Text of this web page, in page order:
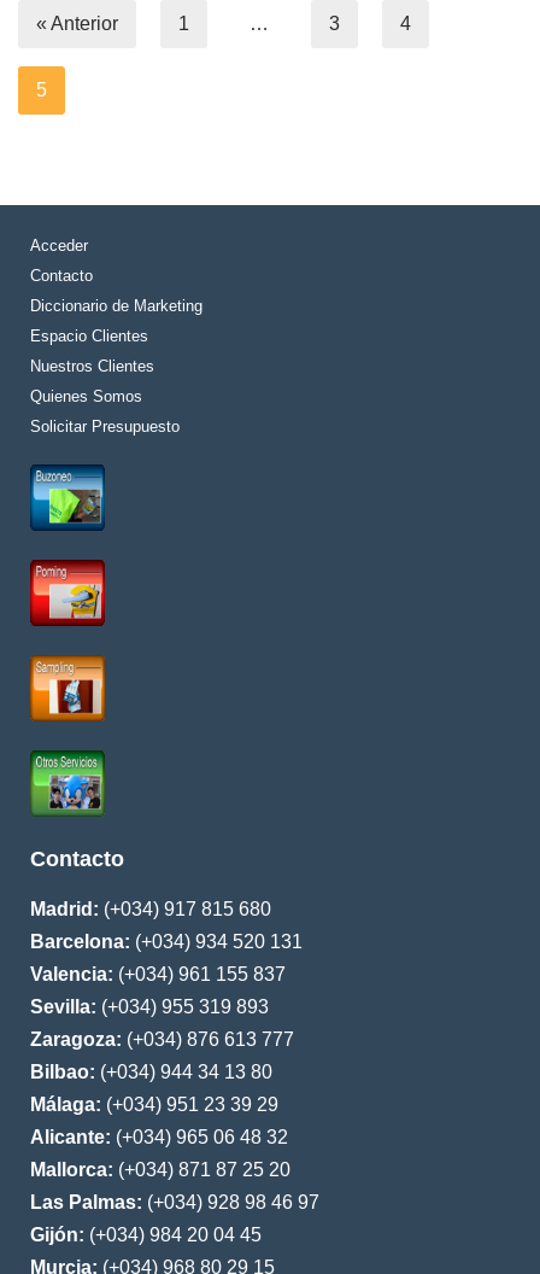
« Anterior 1 … 3 4
5
Acceder
Contacto
Diccionario de Marketing
Espacio Clientes
Nuestros Clientes
Quienes Somos
Solicitar Presupuesto
Contacto
Madrid: (+034) 917 815 680
Barcelona: (+034) 934 520 131
Valencia: (+034) 961 155 837
Sevilla: (+034) 955 319 893
Zaragoza: (+034) 876 613 777
Bilbao: (+034) 944 34 13 80
Málaga: (+034) 951 23 39 29
Alicante: (+034) 965 06 48 32
Mallorca: (+034) 871 87 25 20
Las Palmas: (+034) 928 98 46 97
Gijón: (+034) 984 20 04 45
Murcia: (+034) 968 80 29 15